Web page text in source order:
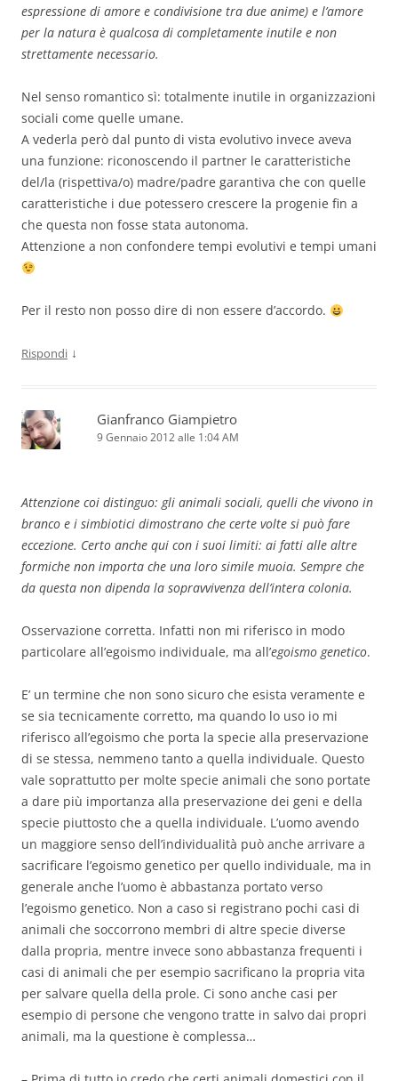
espressione di amore e condivisione tra due anime) e l’amore
per la natura è qualcosa di completamente inutile e non
strettamente necessario.
Nel senso romantico sì: totalmente inutile in organizzazioni
sociali come quelle umane.
A vederla però dal punto di vista evolutivo invece aveva
una funzione: riconoscendo il partner le caratteristiche
del/la (rispettiva/o) madre/padre garantiva che con quelle
caratteristiche i due potessero crescere la progenie fin a
che questa non fosse stata autonoma.
Attenzione a non confondere tempi evolutivi e tempi umani
Per il resto non posso dire di non essere d’accordo.
Rispondi ↓
Gianfranco Giampietro
9 Gennaio 2012 alle 1:04 AM
Attenzione coi distinguo: gli animali sociali, quelli che vivono in
branco e i simbiotici dimostrano che certe volte si può fare
eccezione. Certo anche qui con i suoi limiti: ai fatti alle altre
formiche non importa che una loro simile muoia. Sempre che
da questa non dipenda la sopravvivenza dell’intera colonia.
Osservazione corretta. Infatti non mi riferisco in modo
particolare all’egoismo individuale, ma all’egoismo genetico.
E’ un termine che non sono sicuro che esista veramente e
se sia tecnicamente corretto, ma quando lo uso io mi
riferisco all’egoismo che porta la specie alla preservazione
di se stessa, nemmeno tanto a quella individuale. Questo
vale soprattutto per molte specie animali che sono portate
a dare più importanza alla preservazione dei geni e della
specie piuttosto che a quella individuale. L’uomo avendo
un maggiore senso dell’individualità può anche arrivare a
sacrificare l’egoismo genetico per quello individuale, ma in
generale anche l’uomo è abbastanza portato verso
l’egoismo genetico. Non a caso si registrano pochi casi di
animali che soccorrono membri di altre specie diverse
dalla propria, mentre invece sono abbastanza frequenti i
casi di animali che per esempio sacrificano la propria vita
per salvare quella della prole. Ci sono anche casi per
esempio di persone che vengono tratte in salvo dai propri
animali, ma la questione è complessa…